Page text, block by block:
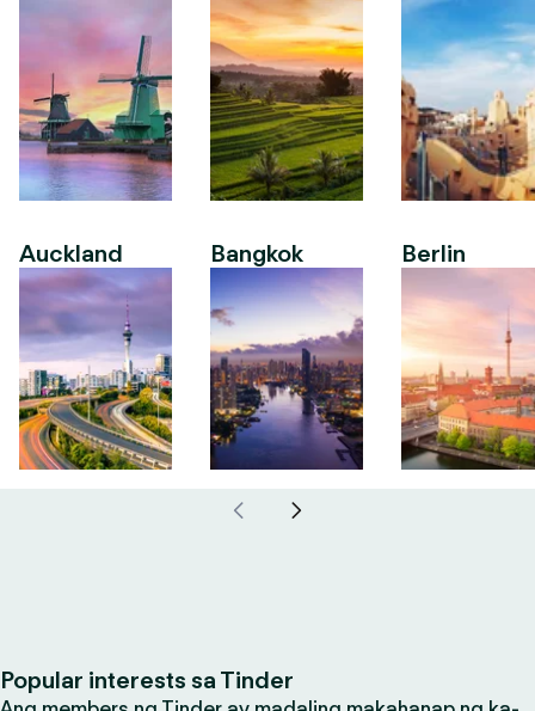
Auckland Bangkok Berlin
Popular interests sa Tinder